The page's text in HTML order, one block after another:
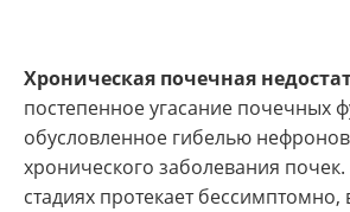
Хроническая почечная
постепенное угасание почечных
обусловленное гибелью нефронов
хронического заболевания
стадиях протекает